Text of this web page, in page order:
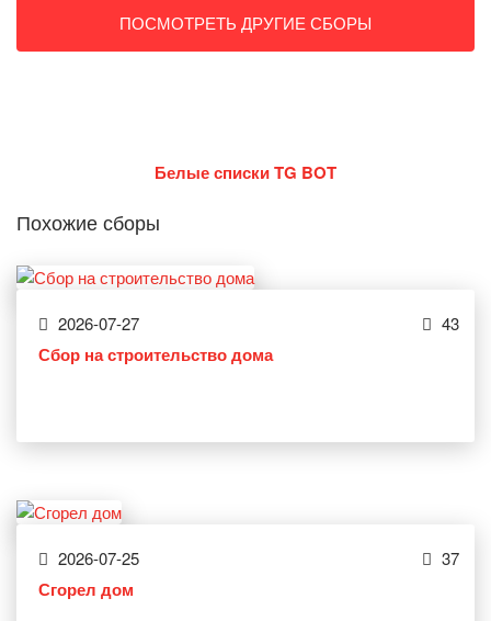
ПОСМОТРЕТЬ ДРУГИЕ СБОРЫ
Белые списки TG BOT
Похожие сборы
2026-07-27 43
Сбор на строительство дома
2026-07-25 37
Сгорел дом